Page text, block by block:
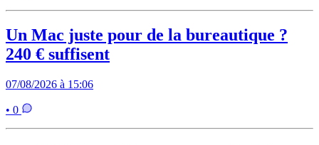
Un Mac juste pour de la bureautique ?
240 € suffisent
07/08/2026 à 15:06
• 0